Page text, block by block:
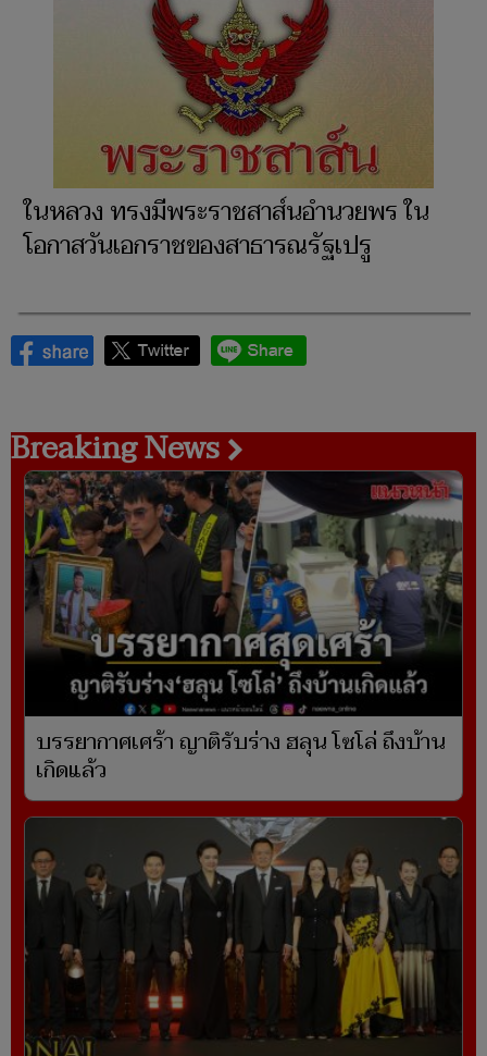
ในหลวง ทรงมีพระราชสาส์นอำนวยพร ใน
โอกาสวันเอกราชของสาธารณรัฐเปรู
Breaking News
บรรยากาศเศร้า ญาติรับร่าง ฮลุน โซโล่ ถึงบ้าน
เกิดแล้ว